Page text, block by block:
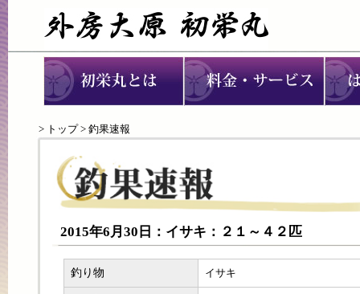
> トップ> 釣果速報
2015年6月30日：イサキ：２１～４２匹
釣り物 イサキ